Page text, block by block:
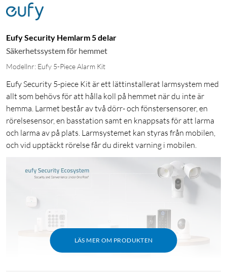
Eufy Security Hemlarm 5 delar
Säkerhetssystem för hemmet
Modellnr: Eufy 5-Piece Alarm Kit
Eufy Security 5-piece Kit är ett lättinstallerat larmsystem med
allt som behövs för att hålla koll på hemmet när du inte är
hemma. Larmet består av två dörr- och fönstersensorer, en
rörelsesensor, en basstation samt en knappsats för att larma
och larma av på plats. Larmsystemet kan styras från mobilen,
och vid upptäckt rörelse får du direkt varning i mobilen.
LÄS MER OM PRODUKTEN